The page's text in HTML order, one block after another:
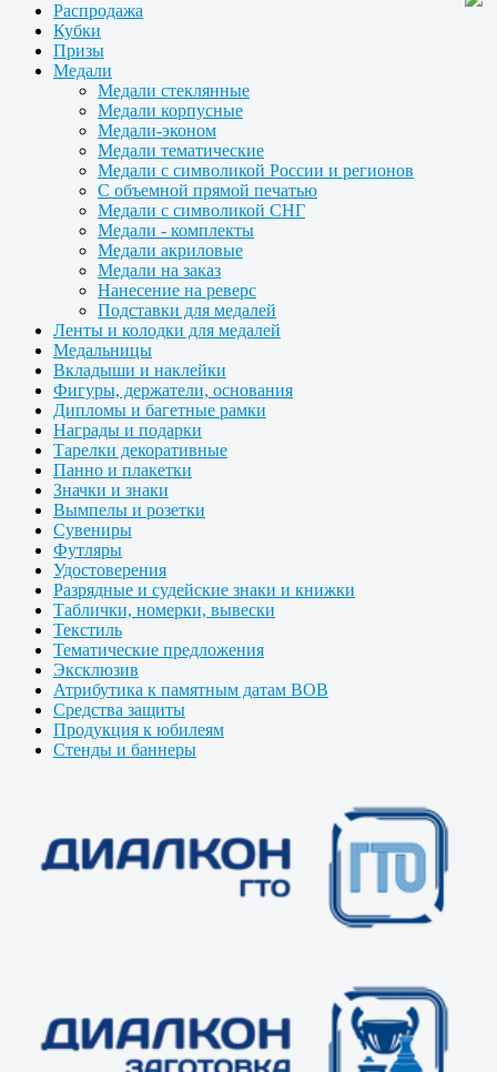
Распродажа
Кубки
Призы
Медали
Медали стеклянные
Медали корпусные
Медали-эконом
Медали тематические
Медали с символикой России и регионов
С объемной прямой печатью
Медали с символикой СНГ
Медали - комплекты
Медали акриловые
Медали на заказ
Нанесение на реверс
Подставки для медалей
Ленты и колодки для медалей
Медальницы
Вкладыши и наклейки
Фигуры, держатели, основания
Дипломы и багетные рамки
Награды и подарки
Тарелки декоративные
Панно и плакетки
Значки и знаки
Вымпелы и розетки
Сувениры
Футляры
Удостоверения
Разрядные и судейские знаки и книжки
Таблички, номерки, вывески
Текстиль
Тематические предложения
Эксклюзив
Атрибутика к памятным датам ВОВ
Средства защиты
Продукция к юбилеям
Стенды и баннеры